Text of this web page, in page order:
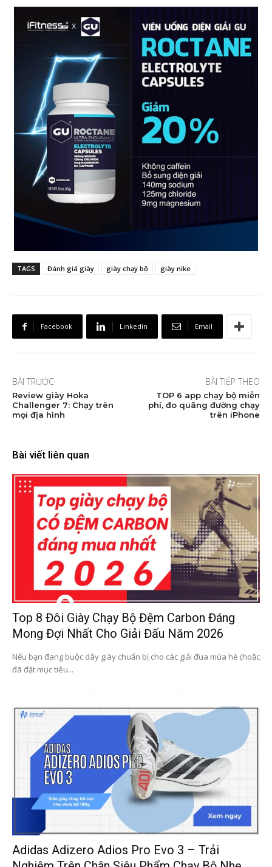
TAGS Đánh giá giày giày chạy bộ giày nike
Facebook Linkedin Email
BÀI TRƯỚC
Review giày Hoka
Challenger 7: Chạy trên
mọi địa hình
BÀI TIẾP THEO
TOP 6 app chạy bộ miễn
phí, đo quãng đường chạy
trên iPhone
Bài viết liên quan
Top 8 Đôi Giày Chạy Bộ Đệm Carbon Đáng
Mong Đợi Nhất Cho Giải Đấu Năm 2026
Nếu bạn đang buộc dây giày chuẩn bị cho các giải đua mùa hè (hoặc
đã đặt mục tiêu...
Adidas Adizero Adios Pro Evo 3 – Trải